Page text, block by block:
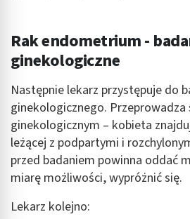
Rak endometrium -
ginekologiczne
Następnie lekarz przystępuje do
ginekologicznego.
ginekologicznym – kobieta
leżącej z podpartymi i
przed badaniem powinna oddać
miarę możliwości, wypróżnić się.
Lekarz kolejno: